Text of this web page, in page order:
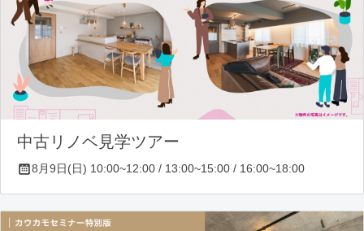
中古リノベ見学ツアー
8月9日(日) 10:00~12:00 / 13:00~15:00 / 16:00~18:00